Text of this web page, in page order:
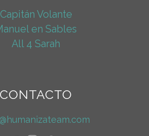
Capitán Volante
en Sables
All 4 Sarah
CONTACTO